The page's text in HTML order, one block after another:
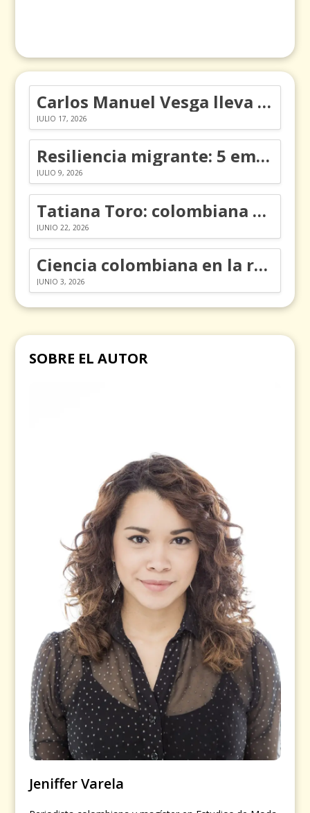
Carlos Manuel Vesga lleva el nombre de Colombia a los Emmy
JULIO 17, 2026
Resiliencia migrante: 5 emociones y cómo gestionarlas
JULIO 9, 2026
Tatiana Toro: colombiana que cambió la historia de las matemáticas
JUNIO 22, 2026
Ciencia colombiana en la revolución de los órganos en chips
JUNIO 3, 2026
SOBRE EL AUTOR
Jeniffer Varela